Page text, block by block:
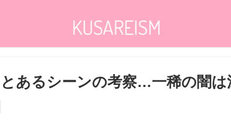
とあるシーンの考察…一稀の闇